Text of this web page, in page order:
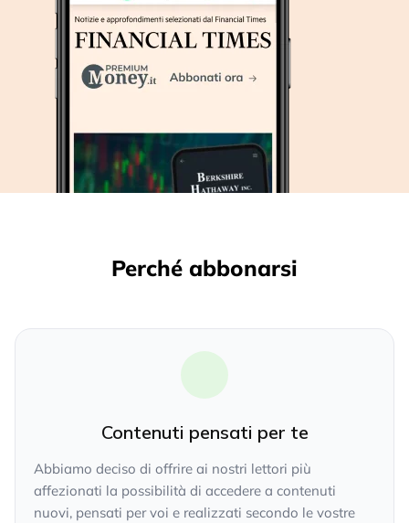
Perché abbonarsi
Contenuti pensati per te
Abbiamo deciso di offrire ai nostri lettori più
affezionati la possibilità di accedere a contenuti
nuovi, pensati per voi e realizzati secondo le vostre